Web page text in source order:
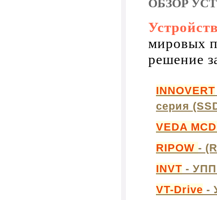
ОБЗОР
мировых
решение
INNOVERT
серия
VEDA
RIPOW -
INVT - УПП
VT-Drive -